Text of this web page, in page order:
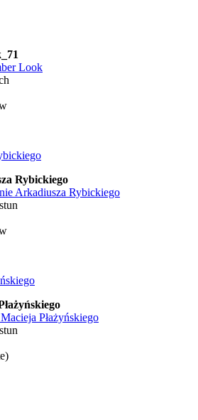
Look
Rybickiego
Arkadiusza Rybickiego
Płażyńskiego